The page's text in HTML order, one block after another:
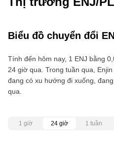
Biểu đồ chuyển đổi
Tính đến hôm nay, 1 ENJ bằng
24 giờ qua. Trong tuần qua,
đang có xu hướng đi xuống,
qua.
1 giờ 24 giờ 1 tuần